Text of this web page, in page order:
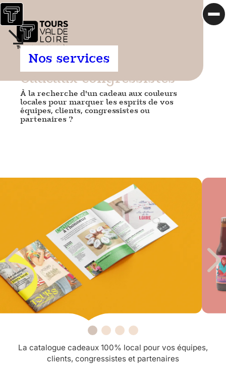
Aller au contenu
Accueil
Site
officiel
du
Bureau
des
Congrès
Tours
Val de
de Loire
5 bonnes
raisons
de venir
à Tours
Venir à
Mieux
connaître
Tours
Organisez
votre
évènement
équipe, nos
engagements
Nos services
Nos services
Cadeaux congressistes
À la recherche d'un cadeau aux couleurs
locales pour marquer les esprits de vos
équipes, clients, congressistes ou
partenaires ?
La catalogue cadeaux 100% local pour vos équipes,
clients, congressistes et partenaires